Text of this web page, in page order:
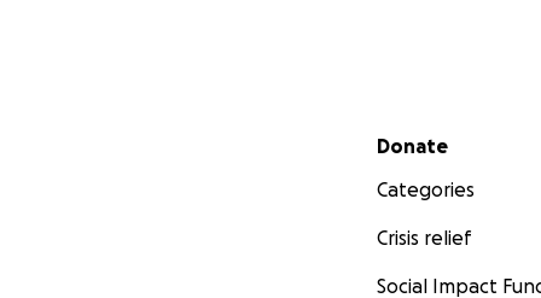
Secondary menu
Donate
Categories
Crisis relief
Social Impact